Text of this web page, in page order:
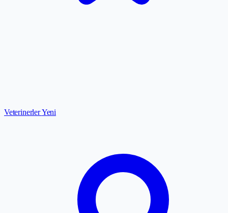
VeterinerlerYeni